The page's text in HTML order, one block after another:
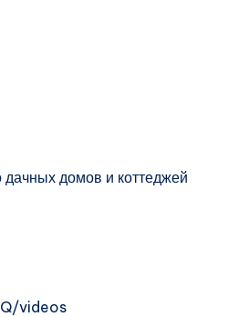
дачных домов и коттеджей
videos